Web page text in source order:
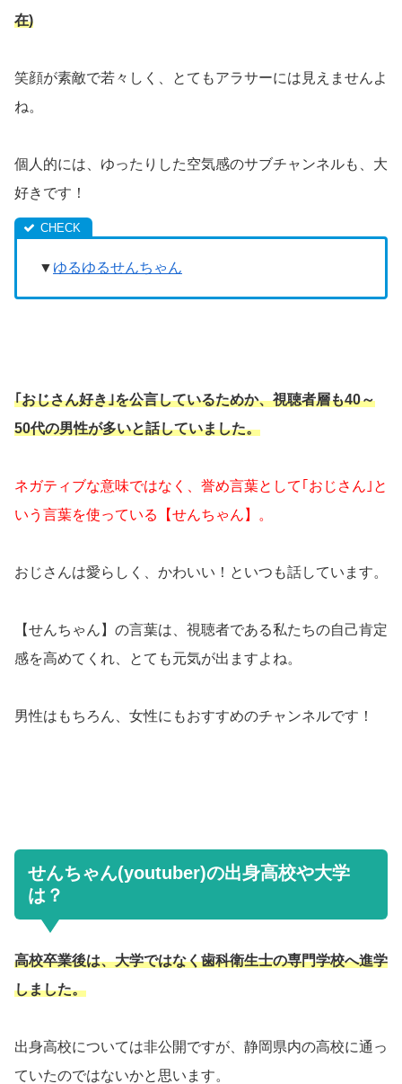
在)
笑顔が素敵で若々しく、とてもアラサーには見えませんよ
ね。
個人的には、ゆったりした空気感のサブチャンネルも、大
好きです！
▼ ゆるゆるせんちゃん
｢おじさん好き｣を公言しているためか、視聴者層も40～
50代の男性が多いと話していました。
ネガティブな意味ではなく、誉め言葉として｢おじさん｣と
いう言葉を使っている【せんちゃん】。
おじさんは愛らしく、かわいい！といつも話しています。
【せんちゃん】の言葉は、視聴者である私たちの自己肯定
感を高めてくれ、とても元気が出ますよね。
男性はもちろん、女性にもおすすめのチャンネルです！
せんちゃん(youtuber)の出身高校や大学
は？
高校卒業後は、大学ではなく歯科衛生士の専門学校へ進学
しました。
出身高校については非公開ですが、静岡県内の高校に通っ
ていたのではないかと思います。